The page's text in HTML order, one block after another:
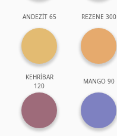
ANDEZİT 65 REZENE 300
KEHRİBAR
120
MANGO 90